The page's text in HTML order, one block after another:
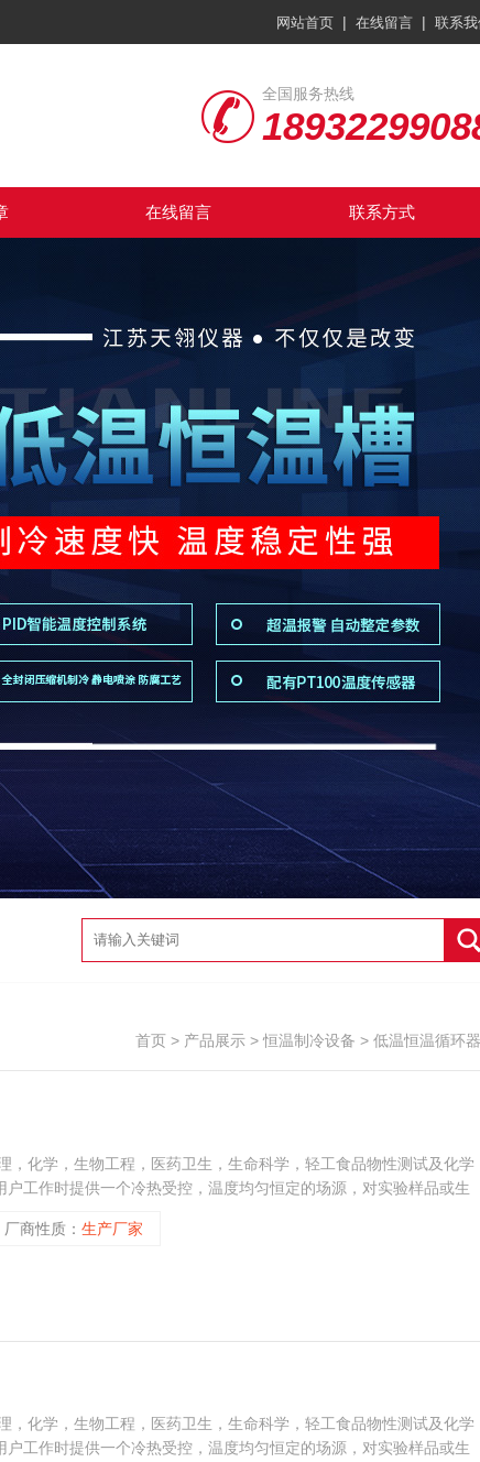
网站首页 | 在线留言 | 联系
全国服务热线
在线留言 联系方式
首页 > 产品展示 >恒温制冷设备 > 低温恒温循环器
，化学，生物工程，医药卫生，生命科学，轻工食品物性测试及化学
工作时提供一个冷热受控，温度均匀恒定的场源，对实验样品或生
厂商性质： 生产厂家
，化学，生物工程，医药卫生，生命科学，轻工食品物性测试及化学
工作时提供一个冷热受控，温度均匀恒定的场源，对实验样品或生